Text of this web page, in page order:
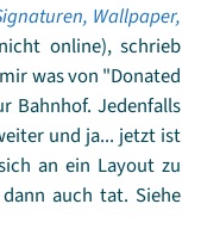
meinem Oberarm,
mich herum wurde
der Palace Geist
brüllen und auf
mal, was soll denn
um die Schüler-
und du hast nichts
Wallpaper,
online), schrieb
was von "Donated
Bahnhof. Jedenfalls
und ja... jetzt ist
an ein Layout zu
auch tat. Siehe